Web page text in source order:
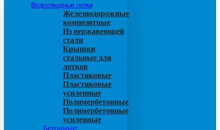
Водоотводные лотки
Железнодорожные
композитные
Из нержавеющей
стали
Крышки
стальные для
лотков
Пластиковые
Пластиковые
усиленные
Полимербетонные
Полимербетонные
усиленные
Бетонные: